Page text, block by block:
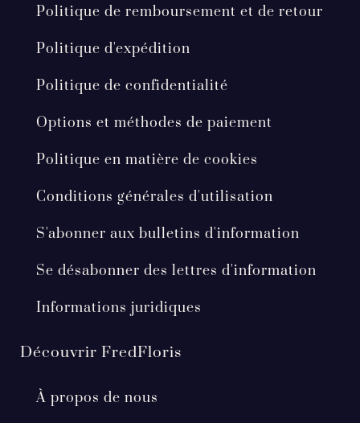
Politique de remboursement et de retour
Politique d'expédition
Politique de confidentialité
Options et méthodes de paiement
Politique en matière de cookies
Conditions générales d'utilisation
S'abonner aux bulletins d'information
Se désabonner des lettres d'information
Informations juridiques
Découvrir FredFloris
À propos de nous